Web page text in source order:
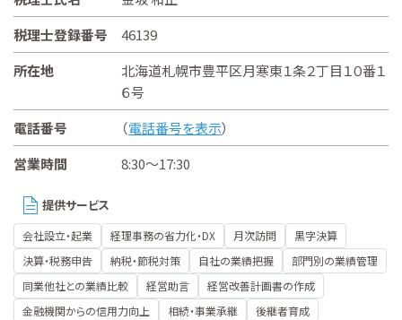
税理士登録番号
46139
所在地
北海道札幌市豊平区月寒東１条２丁目１０番１
６号
電話番号
（電話番号を表示）
営業時間
8:30～17:30
提供サービス
会社設立・起業 経理事務の省力化・DX 月次訪問
黒字決算
決算・税務申告
納税・節税対策 自社の業績把握
部門別の業績管理
同業他社との業績比較
経営助言
経営改善計画書の作成
金融機関からの信用力向上
相続・事業承継
後継者育成